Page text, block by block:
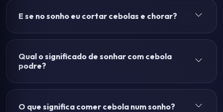
E se no sonho eu cortar cebolas e chorar?
Qual o significado de sonhar com cebola
podre?
O que significa comer cebola num sonho?